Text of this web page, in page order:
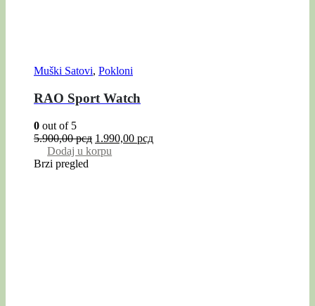
Muški Satovi, Pokloni
RAO Sport Watch
0 out of 5
5.900,00рсд 1.990,00 рсд
Dodaj u korpu
Brzi pregled